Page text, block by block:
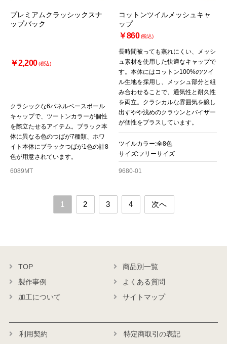
プレミアムクラッシックスナ
ップバック
￥2,200(税込)
クラシックな6パネルベースボール
キャップで、ツートンカラーが個性
を際立たせるアイテム。ブラック本
体に異なる色のつばが7種類、ホワ
イト本体にブラックつばが1色の計8
色が用意されています。
6089MT
コットンツイルメッシュキャ
ップ
￥860 (税込)
長時間被っても蒸れにくい、メッシ
ュ素材を使用した快適なキャップで
す。本体にはコットン100%のツイ
ル生地を採用し、メッシュ部分と組
み合わせることで、通気性と耐久性
を両立。クラシカルな雰囲気を醸し
出すやや浅めのクラウンとバイザー
が個性をプラスしています。
ツイルカラー:全8色
サイズ:フリーサイズ
9680-01
1 2 3 4 次へ
TOP
商品別一覧
製作事例
よくある質問
加工について
サイトマップ
利用契約
特定商取引の表記